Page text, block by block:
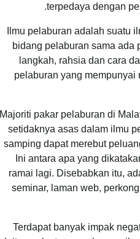
terpedaya dengan
Ilmu pelaburan adalah suatu
bidang pelaburan sama ada
langkah, rahsia dan cara
pelaburan yang
Majoriti pakar pelaburan di
setidaknya asas dalam ilmu
samping dapat merebut
Ini antara apa yang
ramai lagi. Disebabkan itu,
seminar, laman web,
Terdapat banyak impak